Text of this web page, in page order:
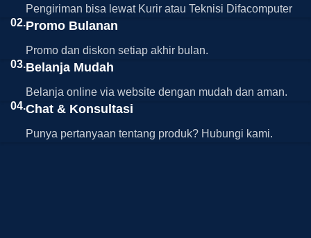
Pengiriman bisa lewat Kurir atau Teknisi Difacomputer
02.Promo Bulanan
Promo dan diskon setiap akhir bulan.
03.Belanja Mudah
Belanja online via website dengan mudah dan aman.
04.Chat & Konsultasi
Punya pertanyaan tentang produk? Hubungi kami.